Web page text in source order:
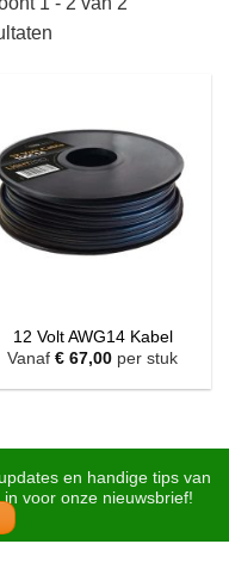
12 Volt AWG14 Kabel
Vanaf € 67,00 per stuk
en handige tips van
voor onze nieuwsbrief!